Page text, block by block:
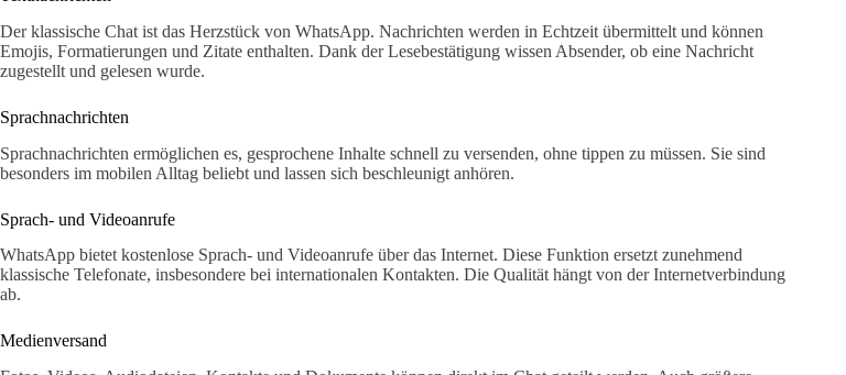
Der klassische Chat ist das Herzstück von WhatsApp. Nachrichten werden in Echtzeit übermittelt und können
Emojis, Formatierungen und Zitate enthalten. Dank der Lesebestätigung wissen Absender, ob eine Nachricht
zugestellt und gelesen wurde.
Sprachnachrichten
Sprachnachrichten ermöglichen es, gesprochene Inhalte schnell zu versenden, ohne tippen zu müssen. Sie sind
besonders im mobilen Alltag beliebt und lassen sich beschleunigt anhören.
Sprach- und Videoanrufe
WhatsApp bietet kostenlose Sprach- und Videoanrufe über das Internet. Diese Funktion ersetzt zunehmend
klassische Telefonate, insbesondere bei internationalen Kontakten. Die Qualität hängt von der Internetverbindung
ab.
Medienversand